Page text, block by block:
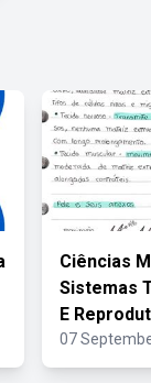
Ciências
Sistemas
E
07